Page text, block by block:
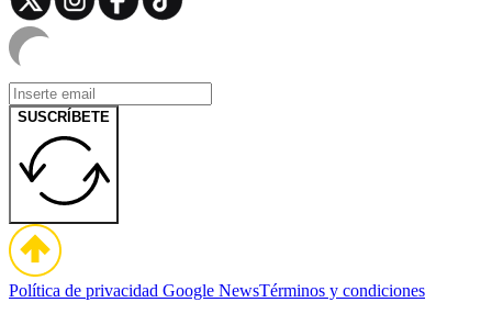
SUSCRÍBETE
Política de privacidad Google NewsTérminos y condiciones